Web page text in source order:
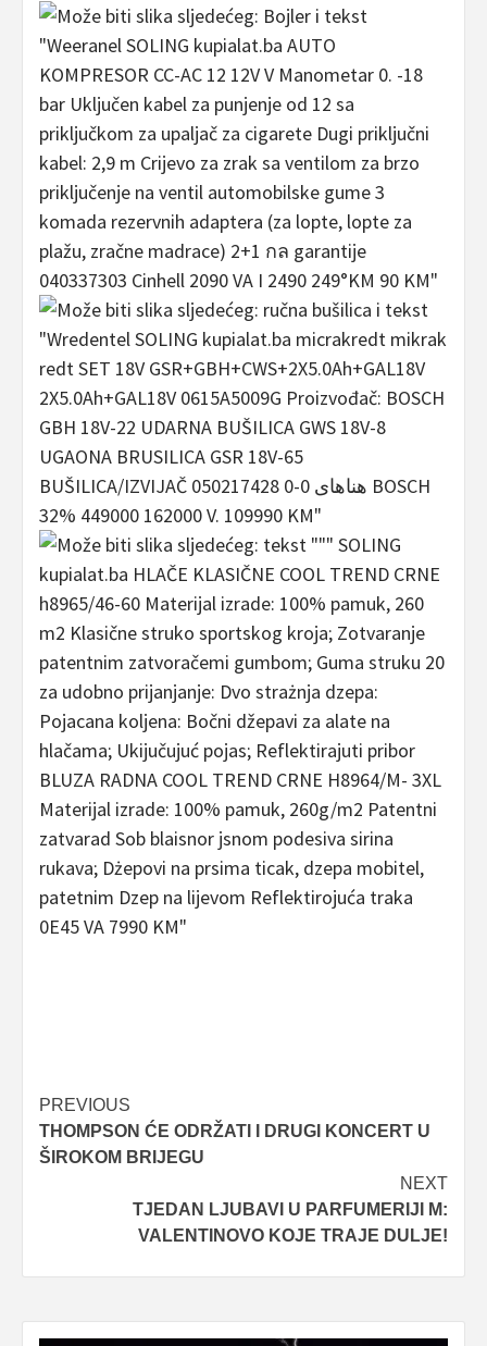
Post
navigation
PREVIOUS
THOMPSON ĆE ODRŽATI I DRUGI KONCERT U
ŠIROKOM BRIJEGU
NEXT
TJEDAN LJUBAVI U PARFUMERIJI M:
VALENTINOVO KOJE TRAJE DULJE!